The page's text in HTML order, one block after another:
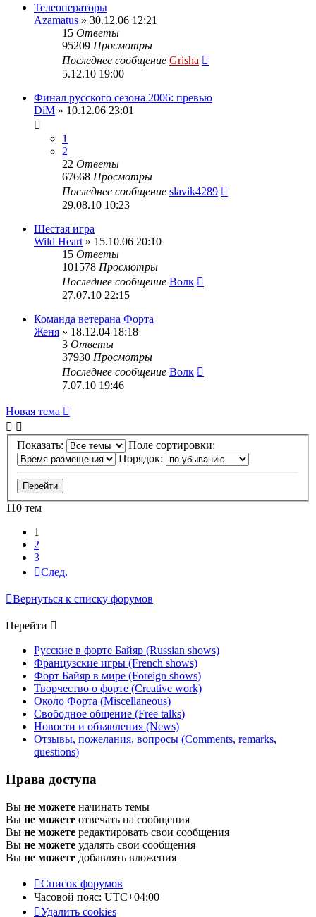
Телеоператоры
Azamatus » 30.12.06 12:21
15 Ответы
95209 Просмотры
Последнее сообщение Grisha
5.12.10 19:00
Финал русского сезона 2006: превью
DiM » 10.12.06 23:01
1
2
22 Ответы
67668 Просмотры
Последнее сообщение slavik4289
29.08.10 10:23
Шестая игра
Wild Heart » 15.10.06 20:10
15 Ответы
101578 Просмотры
Последнее сообщение Волк
27.07.10 22:15
Команда ветерана Форта
Женя » 18.12.04 18:18
3 Ответы
37930 Просмотры
Последнее сообщение Волк
7.07.10 19:46
Новая тема
Показать:
Поле сортировки:
Порядок:
110 тем
1
2
3
След.
Вернуться к списку форумов
Перейти
Русские в форте Байяр (Russian shows)
Французские игры (French shows)
Форт Байяр в мире (Foreign shows)
Творчество о форте (Creative work)
Около Форта (Miscellaneous)
Свободное общение (Free talks)
Новости и объявления (News)
Отзывы, пожелания, вопросы (Comments, remarks,
questions)
Права доступа
Вы не можете начинать темы
Вы не можете отвечать на сообщения
Вы не можете редактировать свои сообщения
Вы не можете удалять свои сообщения
Вы не можете добавлять вложения
Список форумов
Часовой пояс: UTC+04:00
Удалить cookies